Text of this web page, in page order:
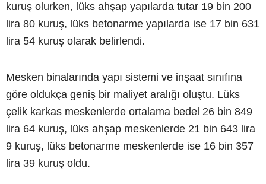
kuruş olurken, lüks ahşap yapılarda tutar 19 bin 200
lira 80 kuruş, lüks betonarme yapılarda ise 17 bin 631
lira 54 kuruş olarak belirlendi.
Mesken binalarında yapı sistemi ve inşaat sınıfına
göre oldukça geniş bir maliyet aralığı oluştu. Lüks
çelik karkas meskenlerde ortalama bedel 26 bin 849
lira 64 kuruş, lüks ahşap meskenlerde 21 bin 643 lira
9 kuruş, lüks betonarme meskenlerde ise 16 bin 357
lira 39 kuruş oldu.